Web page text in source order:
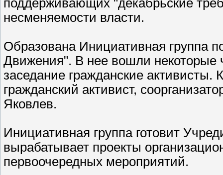
несменяемости власти.
Образована Инициативная группа
Движения". В нее вошли некоторые
заседание гражданские
гражданский активист,
Яковлев.
Инициативная группа готовит
вырабатывает проекты
первоочередных мероприятий.